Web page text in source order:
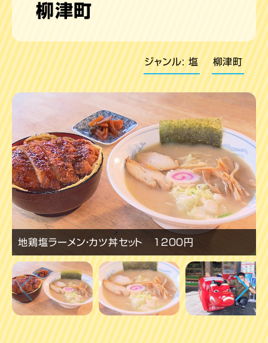
柳津町
ジャンル: 塩 柳津町
地鶏塩ラーメン・カツ丼セット 1200円